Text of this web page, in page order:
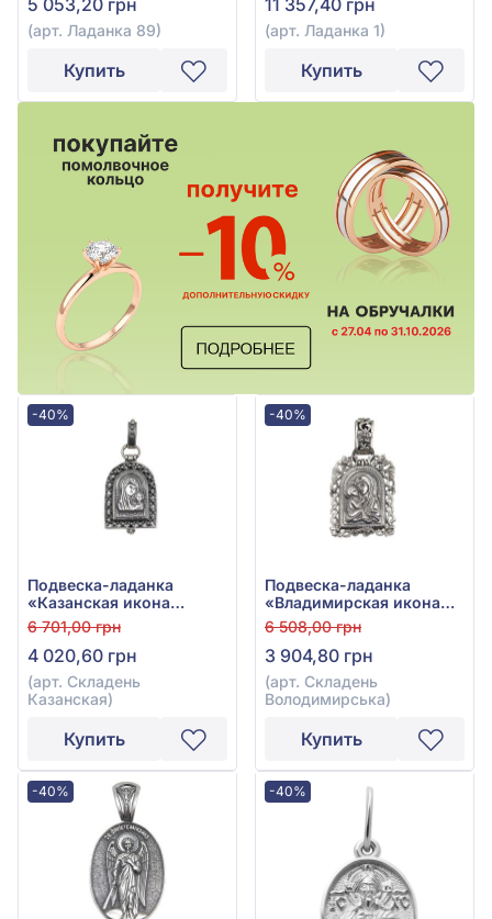
(арт. Ладанка 89)
Купить
(арт. Ладанка 1)
Купить
-40%
Подвеска-ладанка
«Казанская икона
Божией Матери» из
серебра 925°, без
вставки, арт. Складень
Казанская
6 701,00 грн
4 020,60 грн
(арт. Складень
Казанская)
Купить
-40%
Подвеска-ладанка
«Владимирская икона
Божией Матери» из
серебра 925°, без
вставки, арт. Складень
Володимирська
6 508,00 грн
3 904,80 грн
(арт. Складень
Володимирська)
Купить
-40% -40%